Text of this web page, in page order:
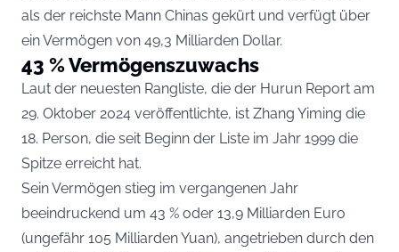
als der reichste Mann Chinas gekürt und verfügt über
ein Vermögen von 49,3 Milliarden Dollar.
43 % Vermögenszuwachs
Laut der neuesten Rangliste, die der Hurun Report am
29. Oktober 2024 veröffentlichte, ist Zhang Yiming die
18. Person, die seit Beginn der Liste im Jahr 1999 die
Spitze erreicht hat.
Sein Vermögen stieg im vergangenen Jahr
beeindruckend um 43 % oder 13,9 Milliarden Euro
(ungefähr 105 Milliarden Yuan), angetrieben durch den